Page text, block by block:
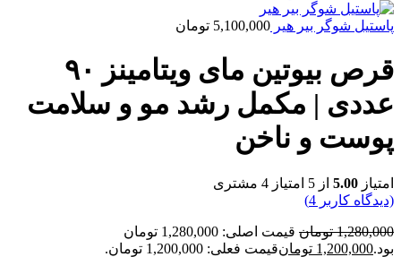
پاستيل شوگر بير هير 5,100,000 تومان
قرص بیوتین مای ویتامینز ۹۰
عددی | مکمل رشد مو و سلامت
پوست و ناخن
امتیاز 5.00 از 5 امتیاز 4 مشتری
(دیدگاه کاربر 4
)
1,280,000 تومان
قیمت اصلی: 1,280,000 تومان
بود.1,200,000 تومانقیمت فعلی: 1,200,000 تومان.